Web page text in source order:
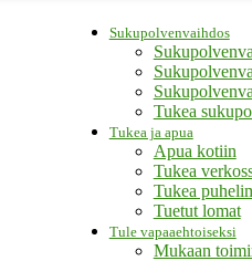
Sukupolvenvaihdos
Tukea
Tukea ja apua
Apua kotiin
Tukea
Tukea
Tuetut lomat
Tule vapaaehtoiseksi
Mukaan